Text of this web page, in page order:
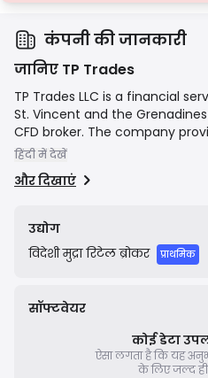
कंपनी की जानकारी
जानिए TP Trades
TP Trades LLC is a financial
St. Vincent and the
CFD broker. The company
the global financial markets
(MT5) trading platform. Its
transparent, and superior
execution, for both new and
हिंदी में देखें
और दिखाएं
उद्योग
विदेशी मुद्रा रिटेल ब्रोकर प्राथमिक
सॉफ्टवेयर
कोई डेटा
ऐसा लगता है कि यह
के लिए जल्द